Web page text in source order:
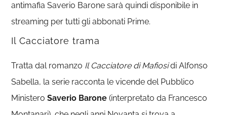
antimafia Saverio Barone sarà quindi disponibile in
streaming per tutti gli abbonati Prime.
Il Cacciatore trama
Tratta dal romanzo Il Cacciatore di Mafiosidi Alfonso
Sabella, la serie racconta le vicende del Pubblico
MinisteroSaverio Barone (interpretato da Francesco